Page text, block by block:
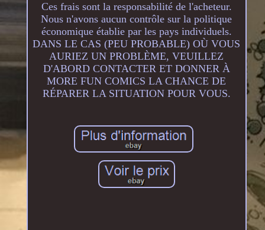
Ces frais sont la responsabilité de l'acheteur.
Nous n'avons aucun contrôle sur la politique
économique établie par les pays individuels.
DANS LE CAS (PEU PROBABLE) OÙ VOUS
AURIEZ UN PROBLÈME, VEUILLEZ
D'ABORD CONTACTER ET DONNER À
MORE FUN COMICS LA CHANCE DE
RÉPARER LA SITUATION POUR VOUS.